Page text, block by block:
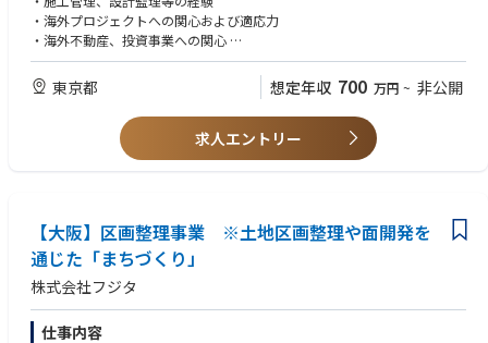
ズに関与し、 当社の「想い」や「ニーズ」を具現化するとともに、事業基
盤の構築を支援していただきます。
■コーディネーション・管理業務
・海外設計事務所（Architect／各種コンサルタント）との打合せ、進行管
・開発許認可取得に向けた申請支援、プロセス整理
・議事録／レポート作成、設計図書のレビュー、管理
〇対象領域・地域
対象アセット： 住宅、オフィス、商業施設、物流施設 等
対象地域： 米国を中心とした海外開発案件
※必要に応じて海外出張の可能性があります
・海外プロジェクトへの関心および適応力
・海外不動産、投資事業への関心
■歓迎スキル・経験
・英語（ビジネスレベル）
・英語圏（特に米国）での勤務経験がある方
・設計図書、申請資料の理解力および整理能力
・設計事務所、建設会社における意匠設計または構造設計の経験
・建設会社等における現場管理（品質・コスト・工程）の経験
・海外不動産業務経験、不動産開発経験がある方は尚可
・建築士、技術士、PMP等のプロジェクトマネジメント資格（海外資格含
む）
・米国、UAE、英国における許認可制度や都市計画の理解
東京都 想定年収 700 万円 ~ 非公開
求人エントリー
【大阪】区画整理事業 ※土地区画整理や面開発を
通じた「まちづくり」
株式会社フジタ
仕事内容